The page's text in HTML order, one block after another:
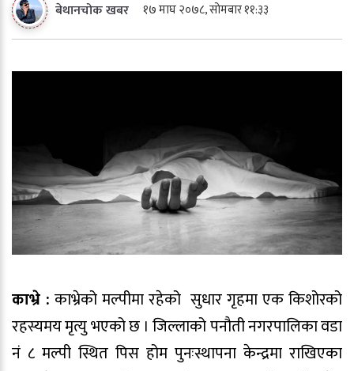
बेथानचोक खबर १७ माघ २०७८, सोमबार ११:३३
काभ्रे : काभ्रेको मल्पीमा रहेको सुधार गृहमा एक किशोरको
रहस्यमय मृत्यु भएको छ । जिल्लाको पनौती नगरपालिका वडा
नं ८ मल्पी स्थित पिस होम पुनःस्थापना केन्द्रमा राखिएका